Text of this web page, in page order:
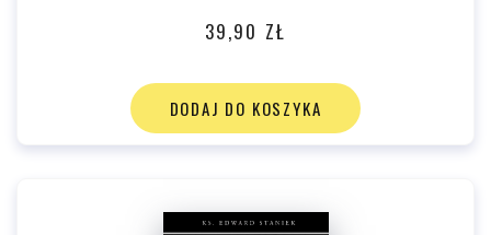
39,90 ZŁ
DODAJ DO KOSZYKA